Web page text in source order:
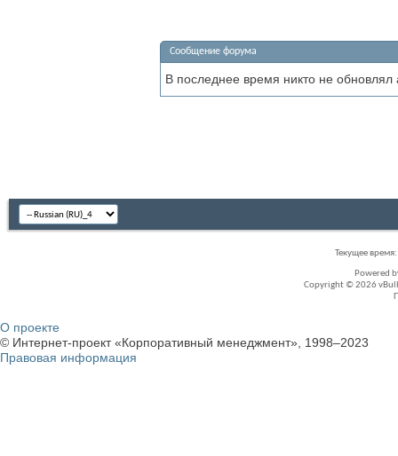
Сообщение форума
В последнее время никто не
Текущее время:
Powered
Copyright © 2026
О проекте
© Интернет-проект «Корпоративный менеджмент», 1998–2023
Правовая информация